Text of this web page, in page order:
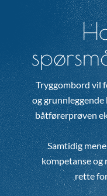
Tryggombord vil
og
båtførerprøven
Samtidig
kompetanse og
rette